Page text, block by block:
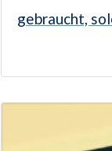
gebraucht,